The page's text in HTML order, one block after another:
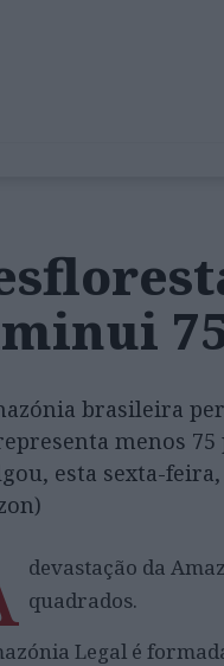
brasileira
menos
esta sexta-
devastação da
quadrados.
Legal é